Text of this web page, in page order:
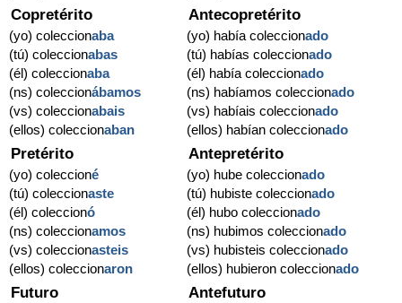
Copretérito
(yo) coleccionaba
(tú) coleccionabas
(él) coleccionaba
(ns) coleccionábamos
(vs) coleccionabais
(ellos) coleccionaban
Antecopretérito
(yo) había coleccionado
(tú) habías coleccionado
(él) había coleccionado
(ns) habíamos coleccionado
(vs) habíais coleccionado
(ellos) habían coleccionado
Pretérito
(yo) coleccioné
(tú) coleccionaste
(él) coleccionó
(ns) coleccionamos
(vs) coleccionasteis
(ellos) coleccionaron
Antepretérito
(yo) hube coleccionado
(tú) hubiste coleccionado
(él) hubo coleccionado
(ns) hubimos coleccionado
(vs) hubisteis coleccionado
(ellos) hubieron coleccionado
Futuro Antefuturo